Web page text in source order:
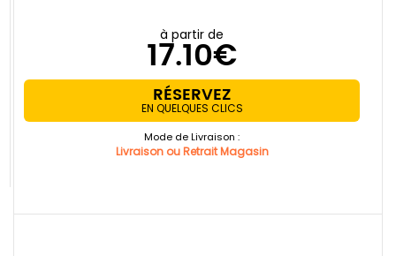
à partir de
17.10€
RÉSERVEZ
EN QUELQUES CLICS
Mode de Livraison :
Livraison ou Retrait Magasin